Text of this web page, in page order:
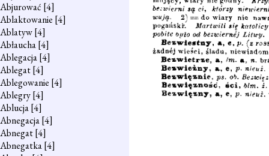
Abjurować [4]
Ablaktowanie [4]
Ablatyw[4]
Abłaucha[4]
Ablegacja[4]
Ablegat[4]
Ablegowanie [4]
Ablegry[4]
Ablucja[4]
Abnegacja[4]
Abnegat[4]
Abnegatka[4]